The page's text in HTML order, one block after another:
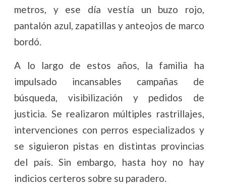
metros, y ese día vestía un buzo rojo,
pantalón azul, zapatillas y anteojos de marco
bordó.
A lo largo de estos años, la familia ha
impulsado incansables campañas de
búsqueda, visibilización y pedidos de
justicia. Se realizaron múltiples rastrillajes,
intervenciones con perros especializados y
se siguieron pistas en distintas provincias
del país. Sin embargo, hasta hoy no hay
indicios certeros sobre su paradero.